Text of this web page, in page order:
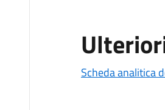
Scheda analitica